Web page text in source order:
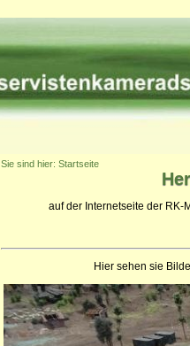
Sie sind hier: Startseite
auf der Internetseite der RK-
Hier sehen sie